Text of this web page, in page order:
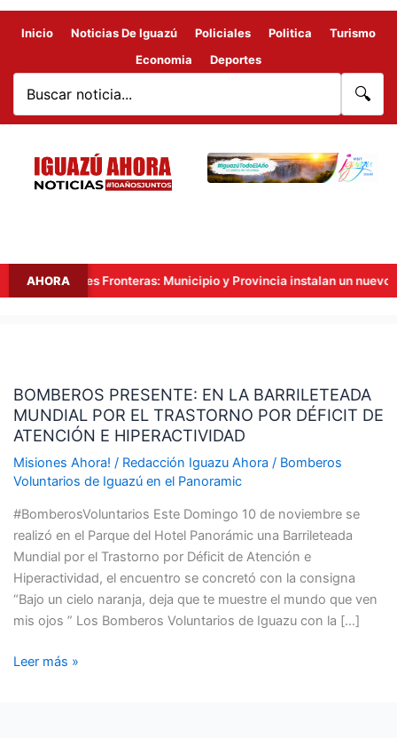
Inicio Noticias De Iguazú Policiales Politica
Turismo
Economia
Deportes
🔍
AHORA
Hito Tres Fronteras: Municipio y Provincia instalan un nuevo
BOMBEROS PRESENTE: EN LA BARRILETEADA
MUNDIAL POR EL TRASTORNO POR DÉFICIT DE
ATENCIÓN E HIPERACTIVIDAD
Misiones Ahora! / Redacción Iguazu Ahora / Bomberos
Voluntarios de Iguazú en el Panoramic
#BomberosVoluntarios Este Domingo 10 de noviembre se
realizó en el Parque del Hotel Panorámic una Barrileteada
Mundial por el Trastorno por Déficit de Atención e
Hiperactividad, el encuentro se concretó con la consigna
“Bajo un cielo naranja, deja que te muestre el mundo que ven
mis ojos ” Los Bomberos Voluntarios de Iguazu con la […]
EN
LA
BARRILETEADA
MUNDIAL
POR
TRASTORNO
POR
DÉFICIT
DE
ATENCIÓN
E
HIPERACTIVIDAD
Leer más »